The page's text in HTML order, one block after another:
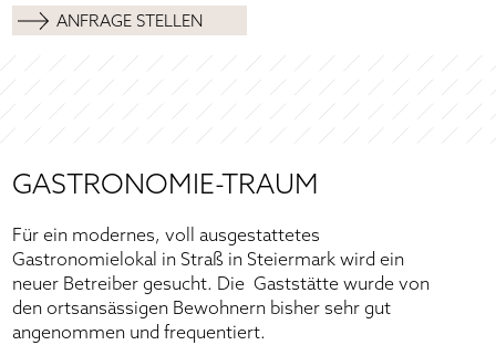
ANFRAGE STELLEN
GASTRONOMIE-TRAUM
Für ein modernes, voll ausgestattetes
Gastronomielokal in Straß in Steiermark wird ein
neuer Betreiber gesucht. Die Gaststätte wurde von
den ortsansässigen Bewohnern bisher sehr gut
angenommen und frequentiert.
*Pflichtfeld